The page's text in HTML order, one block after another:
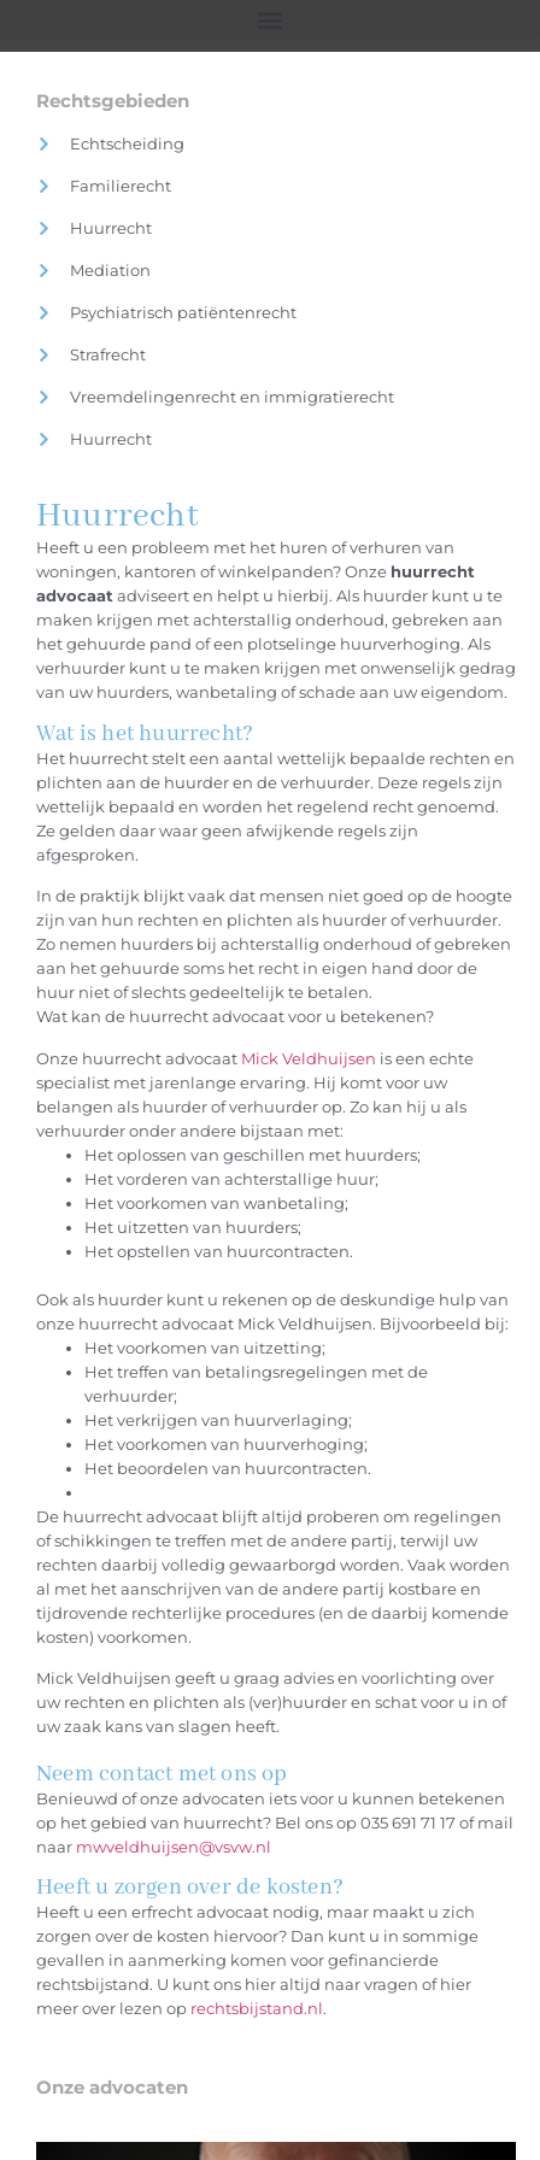
Rechtsgebieden
Echtscheiding
Familierecht
Huurrecht
Mediation
Psychiatrisch patiëntenrecht
Strafrecht
Vreemdelingenrecht en immigratierecht
Huurrecht
Huurrecht
Heeft u een probleem met het huren of verhuren van
woningen, kantoren of winkelpanden? Onze huurrecht
advocaatadviseert en helpt u hierbij. Als huurder kunt u te
maken krijgen met achterstallig onderhoud, gebreken aan
het gehuurde pand of een plotselinge huurverhoging. Als
verhuurder kunt u te maken krijgen met onwenselijk gedrag
van uw huurders, wanbetaling of schade aan uw eigendom.
Wat is het huurrecht?
Het huurrecht stelt een aantal wettelijk bepaalde rechten en
plichten aan de huurder en de verhuurder. Deze regels zijn
wettelijk bepaald en worden het regelend recht genoemd.
Ze gelden daar waar geen afwijkende regels zijn
afgesproken.
In de praktijk blijkt vaak dat mensen niet goed op de hoogte
zijn van hun rechten en plichten als huurder of verhuurder.
Zo nemen huurders bij achterstallig onderhoud of gebreken
aan het gehuurde soms het recht in eigen hand door de
huur niet of slechts gedeeltelijk te betalen.
Wat kan de huurrecht advocaat voor u betekenen?
Onze huurrecht advocaat Mick Veldhuijsen is een echte
specialist met jarenlange ervaring. Hij komt voor uw
belangen als huurder of verhuurder op. Zo kan hij u als
verhuurder onder andere bijstaan met:
Het oplossen van geschillen met huurders;
Het vorderen van achterstallige huur;
Het voorkomen van wanbetaling;
Het uitzetten van huurders;
Het opstellen van huurcontracten.
Ook als huurder kunt u rekenen op de deskundige hulp van
onze huurrecht advocaat Mick Veldhuijsen. Bijvoorbeeld bij:
Het voorkomen van uitzetting;
Het treffen van betalingsregelingen met de
verhuurder;
Het verkrijgen van huurverlaging;
Het voorkomen van huurverhoging;
Het beoordelen van huurcontracten.
De huurrecht advocaat blijft altijd proberen om regelingen
of schikkingen te treffen met de andere partij, terwijl uw
rechten daarbij volledig gewaarborgd worden. Vaak worden
al met het aanschrijven van de andere partij kostbare en
tijdrovende rechterlijke procedures (en de daarbij komende
kosten) voorkomen.
Mick Veldhuijsen geeft u graag advies en voorlichting over
uw rechten en plichten als (ver)huurder en schat voor u in of
uw zaak kans van slagen heeft.
Neem contact met ons op
Benieuwd of onze advocaten iets voor u kunnen betekenen
op het gebied van huurrecht? Bel ons op 035 691 71 17 of mail
naar mwveldhuijsen@vsvw.nl
Heeft u zorgen over de kosten?
Heeft u een erfrecht advocaat nodig, maar maakt u zich
zorgen over de kosten hiervoor? Dan kunt u in sommige
gevallen in aanmerking komen voor gefinancierde
rechtsbijstand. U kunt ons hier altijd naar vragen of hier
meer over lezen op rechtsbijstand.nl.
Onze advocaten